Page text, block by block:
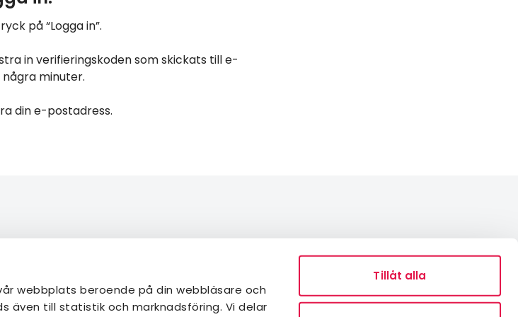
webbplats beroende på din webbläsare och
även till statistik och marknadsföring. Vi delar
Tillåt alla
på “Logga in”.
in verifieringskoden som skickats till e-
minuter.
din e-postadress.
Hållbarhetsarbete
Press & media
Integritetspolicy
Tillgänglighetsredogörelse
Visselblåsning